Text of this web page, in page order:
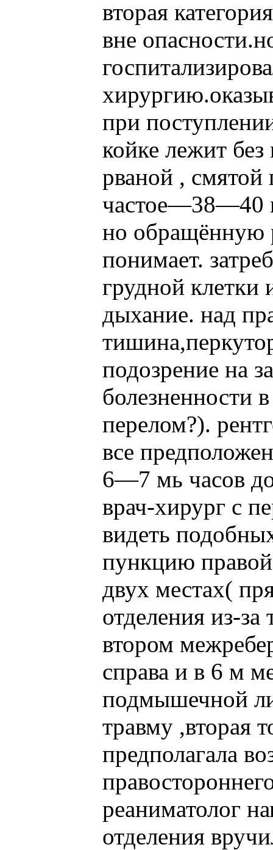
вторая
вне
при
койке лежит
рваной ,
частое—38—40
но обращённую
понимает.
грудной
дыхание. над
подозрение на
болезненности
перелом?).
все
6—7 мь часов
врач-хирург с
видеть
пункцию
двух местах(
отделения из-
втором
справа и в 6 м
подмышечной
травму ,вторая
предполагала
реаниматолог
отделения